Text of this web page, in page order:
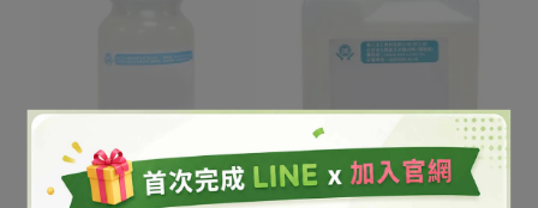
寰氧樹脂-表面包覆型主
劑/200g
寰氧樹脂-表面包覆型主
劑/1kg